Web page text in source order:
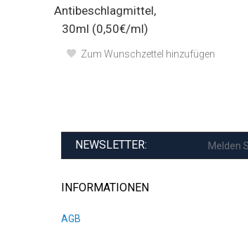
Antibeschlagmittel,
30ml (0,50€/ml)
Zum Wunschzettel hinzufügen
NEWSLETTER:
INFORMATIONEN
AGB